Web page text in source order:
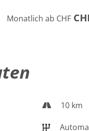
Monatlich ab CHF
10 km